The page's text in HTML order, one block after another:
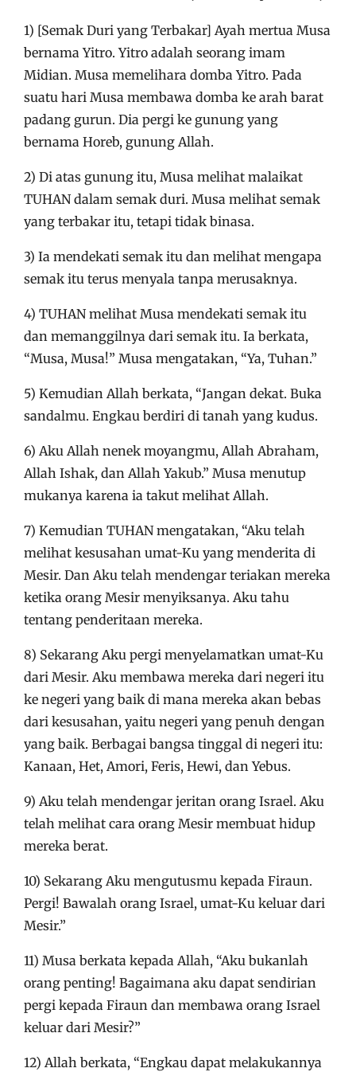
1) [Semak Duri yang Terbakar] Ayah mertua Musa
bernama Yitro. Yitro adalah seorang imam
Midian. Musa memelihara domba Yitro. Pada
suatu hari Musa membawa domba ke arah barat
padang gurun. Dia pergi ke gunung yang
bernama Horeb, gunung Allah.
2) Di atas gunung itu, Musa melihat malaikat
TUHAN dalam semak duri. Musa melihat semak
yang terbakar itu, tetapi tidak binasa.
3) Ia mendekati semak itu dan melihat mengapa
semak itu terus menyala tanpa merusaknya.
4) TUHAN melihat Musa mendekati semak itu
dan memanggilnya dari semak itu. Ia berkata,
“Musa, Musa!” Musa mengatakan, “Ya, Tuhan.”
5) Kemudian Allah berkata, “Jangan dekat. Buka
sandalmu. Engkau berdiri di tanah yang kudus.
6) Aku Allah nenek moyangmu, Allah Abraham,
Allah Ishak, dan Allah Yakub.” Musa menutup
mukanya karena ia takut melihat Allah.
7) Kemudian TUHAN mengatakan, “Aku telah
melihat kesusahan umat-Ku yang menderita di
Mesir. Dan Aku telah mendengar teriakan mereka
ketika orang Mesir menyiksanya. Aku tahu
tentang penderitaan mereka.
8) Sekarang Aku pergi menyelamatkan umat-Ku
dari Mesir. Aku membawa mereka dari negeri itu
ke negeri yang baik di mana mereka akan bebas
dari kesusahan, yaitu negeri yang penuh dengan
yang baik. Berbagai bangsa tinggal di negeri itu:
Kanaan, Het, Amori, Feris, Hewi, dan Yebus.
9) Aku telah mendengar jeritan orang Israel. Aku
telah melihat cara orang Mesir membuat hidup
mereka berat.
10) Sekarang Aku mengutusmu kepada Firaun.
Pergi! Bawalah orang Israel, umat-Ku keluar dari
Mesir.”
11) Musa berkata kepada Allah, “Aku bukanlah
orang penting! Bagaimana aku dapat sendirian
pergi kepada Firaun dan membawa orang Israel
keluar dari Mesir?”
12) Allah berkata, “Engkau dapat melakukannya